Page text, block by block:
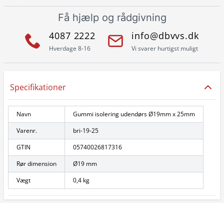
Få hjælp og rådgivning
4087 2222
Hverdage 8-16
info@dbvvs.dk
Vi svarer hurtigst muligt
Specifikationer
Navn
Gummi isolering udendørs Ø19mm x 25mm
Varenr.
bri-19-25
GTIN
05740026817316
Rør dimension
Ø19 mm
Vægt
0,4 kg